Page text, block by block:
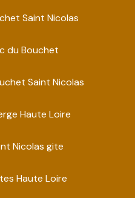
Saint Nicolas
du Bouchet
Saint Nicolas
Haute Loire
Nicolas gite
Haute Loire